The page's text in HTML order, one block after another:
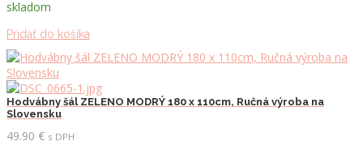
skladom
Pridať do košíka
Hodvábny šál ZELENO MODRÝ 180 x 110cm, Ručná výroba na
Slovensku
49.90 € s DPH